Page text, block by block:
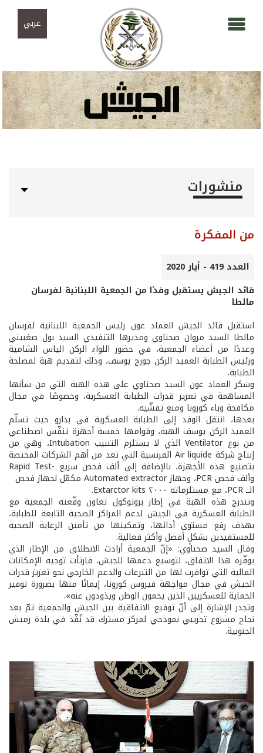
عربي
منشورات
من المفكرة
العدد 419 - أيار 2020
قائد الجيش يستقبل وفدًا من الجمعية اللبنانية لفرسان
مالطا
استقبل قائد الجيش العماد عون رئيس الجمعية اللبنانية لفرسان
مالطا السيد مروان صحناوي ومديرها التنفيذي السيد بول صغبيني
وعددًا من أعضاء الجمعية، في حضور اللواء الركن الياس الشامية
ورئيس الطبابة العميد الركن جورج يوسف، وذلك لتقديم هبة لمصلحة
الطبابة.
وشكر العماد عون السيد صحناوي على هذه الهبة التي من شأنها
المساهمة في تعزيز قدرات الطبابة العسكرية، وخصوصًا في مجال
مكافحة وباء كورونا ومنع تفشّيه.
بعدها، انتقل الوفد إلى الطبابة العسكرية في بدارو حيث تسلّم
العميد الركن يوسف الهبة، وقوامها خمسة أجهزة تنفّس اصطناعي
من نوع Ventilator الذي لا يستلزم التنبيب Intubation، وهي من
إنتاج شركة Air liquide الفرنسية التي تعد من أهم الشركات المختصة
بتصنيع هذه الأجهزة، بالإضافة إلى ألف فحص سريع -Rapid Test
وألف فحص PCR، وجهاز Automated extractor مكمّل لجهاز فحص
الــ PCR، مع مستلزماته ٢٠٠٠ Extarctor kits.
وتندرج هذه الهبة في إطار بروتوكول تعاون وقّعته الجمعية مع
الطبابة العسكرية في الجيش لدعم المراكز الصحية التابعة للطبابة،
بهدف رفع مستوى أدائها، وتمكينها من تأمين الرعاية الصحية
للمستفيدين بشكلٍ أفضل وأكثر فعالية.
وقال السيد صحناوي: «إنّ الجمعية أرادت الانطلاق من الإطار الذي
يوفّره هذا الاتفاق، لتوسيع دعمها للجيش، فارتأت توجيه الإمكانات
المالية التي توافرت لها من التبرعات والدعم الخارجي نحو تعزيز قدرات
الجيش في مجال مواجهة فيروس كورونا، إيمانًا منها بضرورة توفير
الحماية للعسكريين الذين يحمون الوطن ويذودون عنه».
وتجدر الإشارة إلى أنّ توقيع الاتفاقية بين الجيش والجمعية تمّ بعد
نجاح مشروع تجريبي نموذجي لمركز مشترك قد نُفّذ في بلدة رميش
الجنوبية.